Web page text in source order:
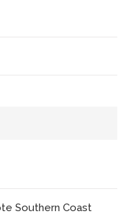
Southern Coast